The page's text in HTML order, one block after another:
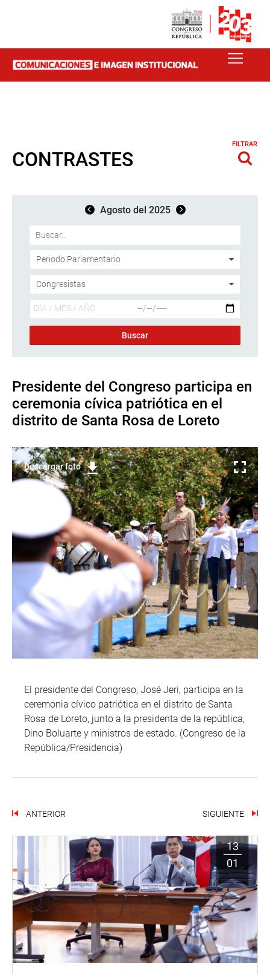
CONTRASTES
FILTRAR
Agosto del 2025
Presidente del Congreso participa en
ceremonia cívica patriótica en el
distrito de Santa Rosa de Loreto
Descargar foto
El presidente del Congreso, José Jeri, participa en la
ceremonia cívico patriótica en el distrito de Santa
Rosa de Loreto, junto a la presidenta de la república,
Dino Boluarte y ministros de estado. (Congreso de la
República/Presidencia)
ANTERIOR SIGUIENTE
13
01